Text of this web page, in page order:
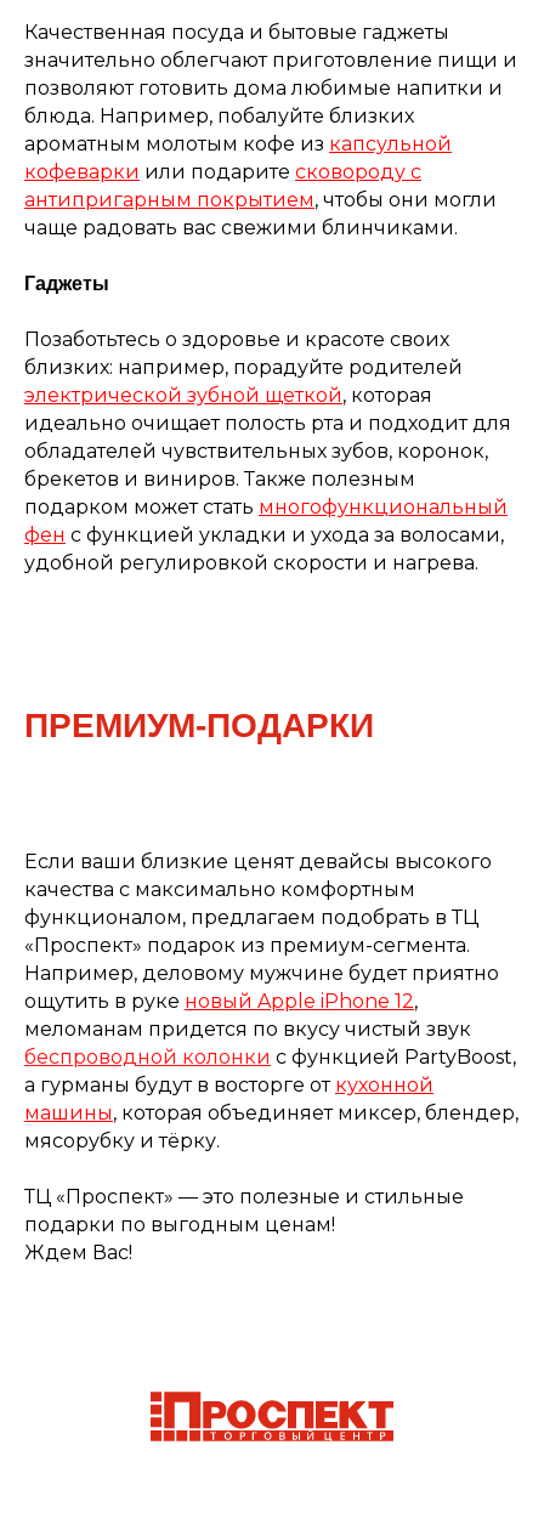
Качественная посуда и бытовые гаджеты
значительно облегчают приготовление пищи и
позволяют готовить дома любимые напитки и
блюда. Например, побалуйте близких
ароматным молотым кофе из капсульной
кофеварки или подарите сковороду с
антипригарным покрытием, чтобы они могли
чаще радовать вас свежими блинчиками.
Гаджеты
Позаботьтесь о здоровье и красоте своих
близких: например, порадуйте родителей
электрической зубной щеткой, которая
идеально очищает полость рта и подходит для
обладателей чувствительных зубов, коронок,
брекетов и виниров. Также полезным
подарком может стать многофункциональный
фен с функцией укладки и ухода за волосами,
удобной регулировкой скорости и нагрева.
ПРЕМИУМ-ПОДАРКИ
Если ваши близкие ценят девайсы высокого
качества с максимально комфортным
функционалом, предлагаем подобрать в ТЦ
«Проспект» подарок из премиум-сегмента.
Например, деловому мужчине будет приятно
ощутить в руке новый Apple iPhone 12,
меломанам придется по вкусу чистый звук
беспроводной колонки с функцией PartyBoost,
а гурманы будут в восторге от кухонной
машины, которая объединяет миксер, блендер,
мясорубку и тёрку.
ТЦ «Проспект» — это полезные и стильные
подарки по выгодным ценам!
Ждем Вас!